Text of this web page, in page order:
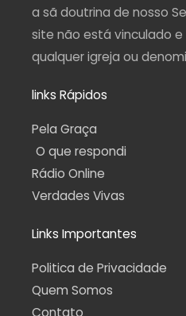
a sã doutrina de nosso
site não está vinculado
qualquer igreja ou
links Rápidos
Pela Graça
O que respondi
Rádio Online
Verdades Vivas
Links Importantes
Politica de Privacidade
Quem Somos
Contato